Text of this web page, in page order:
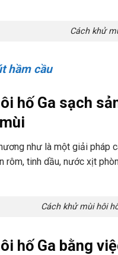
Cách khử
hầm cầu
hố Ga sạch
như là một giải pháp
rôm, tinh dầu, nước xịt
Cách khử mùi hôi
hố Ga bằng